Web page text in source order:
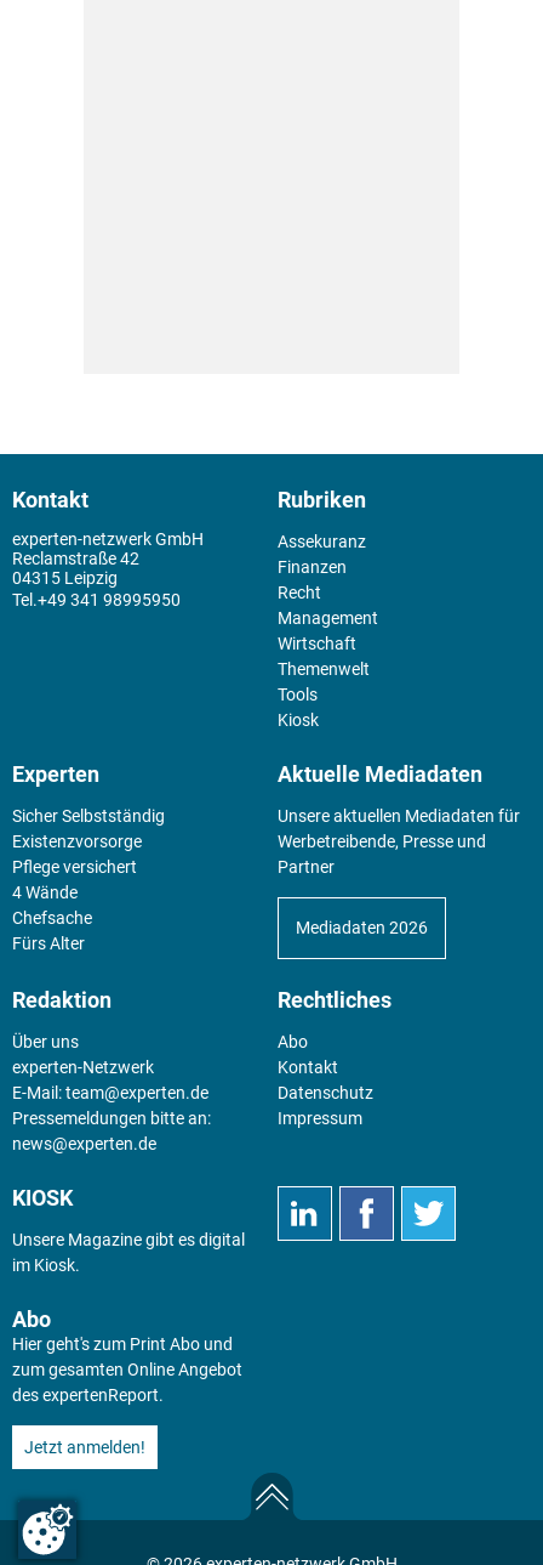
Kontakt
experten-netzwerk GmbH
Reclamstraße 42
04315 Leipzig
+49 341 98995950
Rubriken
Assekuranz
Finanzen
Recht
Management
Wirtschaft
Themenwelt
Tools
Kiosk
Experten
Sicher Selbstständig
Existenz­vorsorge
Pflege versichert
4 Wände
Chefsache
Fürs Alter
Aktuelle Mediadaten
Unsere aktuellen Mediadaten für
Werbetreibende, Presse und
Partner
Mediadaten 2026
Redaktion
Über uns
experten-Netzwerk
E-Mail:team@experten.de
Pressemeldungen bitte an:
news@experten.de
Rechtliches
Abo
Kontakt
Datenschutz
Impressum
KIOSK
Unsere Magazine gibt es digital
im Kiosk.
Abo
Hier geht's zum Print Abo und
zum gesamten Online Angebot
des expertenReport.
Jetzt anmelden!